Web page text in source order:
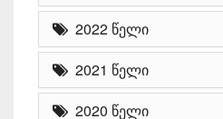
2022 წელი
2021 წელი
2020 წელი